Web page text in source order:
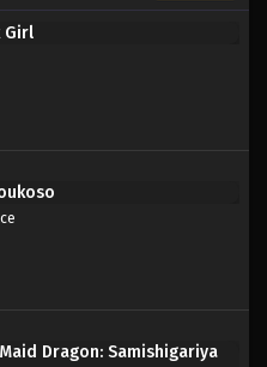
Girl
Dragon: Samishigariya